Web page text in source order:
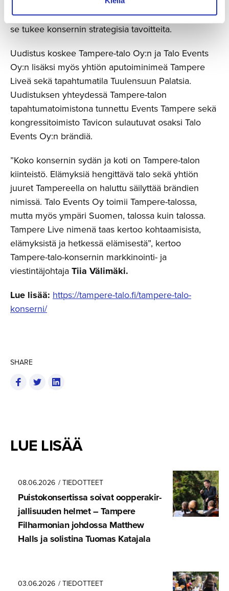
SHARE
käsikädessä uuden yhtiömallin muutoksen kanssa ja
se tukee konsernin strategisia tavoitteita.
Uudistus koskee Tampere-talo Oy:n ja Talo Events
Oy:n lisäksi myös yhtiön aputoiminimeä Tampere
Liveä sekä tapahtumatila Tuulensuun Palatsia.
Uudistuksen yhteydessä Tampere-talon
tapahtumatoimistona tunnettu Events Tampere sekä
kongressitoimisto Tavicon sulautuvat osaksi Talo
Events Oy:n brändiä.
”Koko konsernin sydän ja koti on Tampere-talon
kiinteistö. Elämyksiä hengittävä talo sekä yhtiön
juuret Tampereella on haluttu säilyttää brändien
nimissä. Talo Events Oy toimii Tampere-talossa,
mutta myös ympäri Suomen, talossa kuin talossa.
Tampere Live nimenä taas kertoo kohtaamisista,
elämyksistä ja hetkessä elämisestä”, kertoo
Tampere-talo-konsernin markkinointi- ja
viestintäjohtajaTiia Välimäki.
Lue lisää: https://tampere-talo.fi/tampere-talo-
konserni/
LUE LISÄÄ
08.06.2026 / TIEDOTTEET
Puistokon­ser­tissa soivat oopperakir­
jal­li­suuden helmet – Tampere
Filharmonian johdossa Matthew
Halls ja solistina Tuomas Katajala
03.06.2026 / TIEDOTTEET